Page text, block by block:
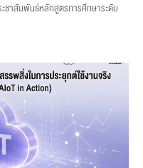
ชาสัมพันธ์หลักสูตรการศึกษาระดับ